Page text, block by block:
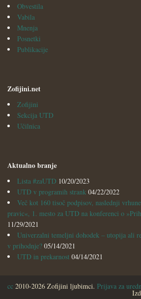
Obvestila
Vabila
Mnenja
Posnetki
Publikacije
Zofijini.net
Zofijini
Sekcija UTD
Učilnica
Aktualno branje
Lista #zaUTD 10/20/2023
UTD v programih strank 04/22/2022
Več kot 160 tisoč podpisov, naslednji
pravic«, 1. mesto za UTD na konferenci o
11/29/2021
Univerzalni temeljni dohodek – utopija ali
v prihodnje? 05/14/2021
UTD in prekarnost 04/14/2021
cc 2010-2026 Zofijini ljubimci. Prijava za